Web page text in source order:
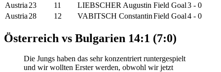
Austria 23 11 LIEBSCHER Augustin Field Goal3 - 0
Austria 28 12 VABITSCH ConstantinField Goal4 - 0
Österreich vs Bulgarien 14:1 (7:0)
Die Jungs haben das sehr konzentriert runtergespielt
und wir wollten Erster werden, obwohl wir jetzt